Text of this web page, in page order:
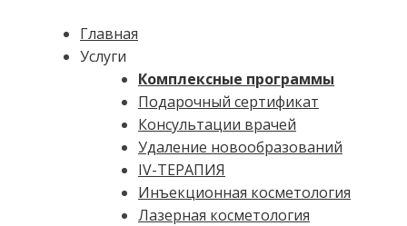
Главная
Услуги
Комплексные программы
Подарочный сертификат
Консультации врачей
Удаление новообразований
IV-ТЕРАПИЯ
Инъекционная косметология
Лазерная косметология